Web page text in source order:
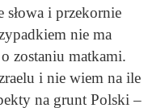
słowa i przekornie
nie ma
zostaniu matkami.
i nie wiem na ile
na grunt Polski –